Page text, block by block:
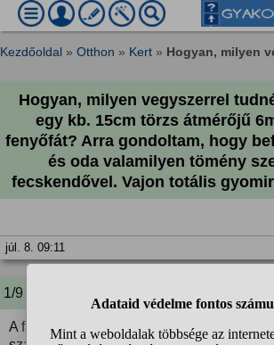
Kezdőoldal » Otthon » Kert » Hogyan, milyen
Hogyan, milyen vegyszerrel
egy kb. 15cm törzs átmérőjű
fenyőfát? Arra gondoltam, hogy
és oda valamilyen tömény
fecskendővel. Vajon totális
júl. 8. 09:11
1/9 A kérdező kommentje:
A fa elárnyékolja a kis csemetéimet,